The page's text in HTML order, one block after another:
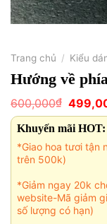
Trang chủ / Kiểu
Hướng về
600,000₫ Giá
gốc
là:
Khuyến mãi HOT:
*Giao hoa tươi tận
trên 500k)
*Giảm ngay 20k
website-Mã giảm
số lượng có hạn)